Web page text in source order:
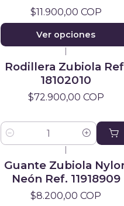
$11.900,00 COP
Ver opciones
Rodillera Zubiola
18102010
$72.900,00 COP
Cantidad
Guante Zubiola
Neón Ref. 11918909
$8.200,00 COP